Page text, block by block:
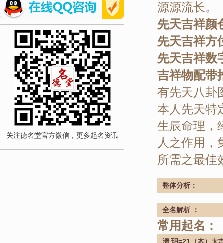
关注德名堂官方微信，更多起名资讯
源源流长。
先天吉祥颜
先天吉祥方
先天吉祥数
吉祥物配带
有先天八卦
本人先天特
生辰命理，
人之作用，
所需之最佳
整体分析：
全名解析 ：
常用起名
清 玥=21（木）大